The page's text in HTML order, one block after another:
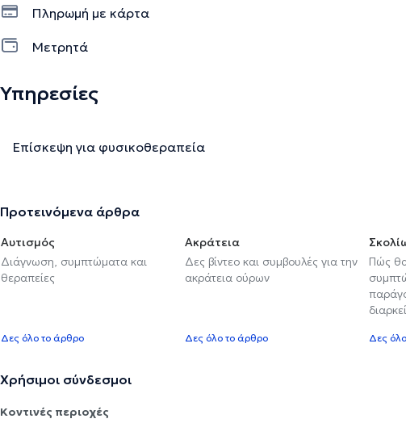
Πληρωμή με κάρτα
Μετρητά
Υπηρεσίες
Επίσκεψη για φυσικοθεραπεία
Προτεινόμενα άρθρα
Αυτισμός
Διάγνωση, συμπτώματα και
θεραπείες
Δες όλο το άρθρο
Ακράτεια
Δες βίντεο και συμβουλές για την
ακράτεια ούρων
Δες όλο το άρθρο
Πώς
Δες
Χρήσιμοι σύνδεσμοι
Κοντινές περιοχές